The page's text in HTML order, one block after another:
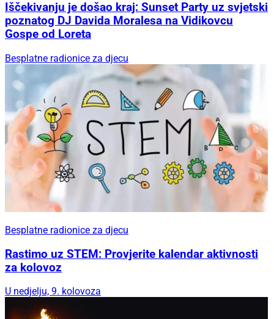
Iščekivanju je došao kraj: Sunset Party uz svjetski
poznatog DJ Davida Moralesa na Vidikovcu
Gospe od Loreta
Besplatne radionice za djecu
Besplatne radionice za djecu
Rastimo uz STEM: Provjerite kalendar aktivnosti
za kolovoz
U nedjelju, 9. kolovoza